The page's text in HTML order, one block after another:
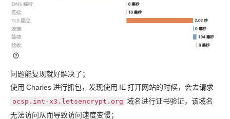
问题能复现就好解决了；
使用 Charles进行抓包，发现使用 IE打开网站的时候，会去请求
ocsp.int-x3.letsencrypt.org 域名进行证书验证，该域名
无法访问从而导致访问速度变慢；